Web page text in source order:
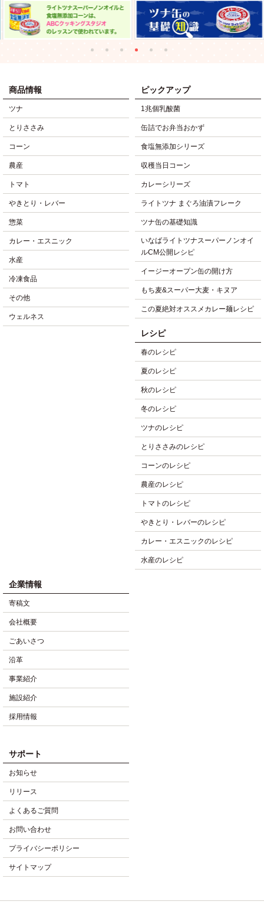
商品情報
ツナ
とりささみ
コーン
農産
トマト
やきとり・レバー
惣菜
カレー・エスニック
水産
冷凍食品
その他
ウェルネス
ピックアップ
1兆個乳酸菌
缶詰でお弁当おかず
食塩無添加シリーズ
収穫当日コーン
カレーシリーズ
ライトツナ まぐろ油漬フレーク
ツナ缶の基礎知識
いなばライトツナスーパーノンオイ
ルCM公開レシピ
イージーオープン缶の開け方
もち麦&スーパー大麦・キヌア
この夏絶対オススメカレー麺レシピ
レシピ
春のレシピ
夏のレシピ
秋のレシピ
冬のレシピ
ツナのレシピ
とりささみのレシピ
コーンのレシピ
農産のレシピ
トマトのレシピ
やきとり・レバーのレシピ
カレー・エスニックのレシピ
水産のレシピ
企業情報
寄稿文
会社概要
ごあいさつ
沿革
事業紹介
施設紹介
採用情報
サポート
お知らせ
リリース
よくあるご質問
お問い合わせ
プライバシーポリシー
サイトマップ